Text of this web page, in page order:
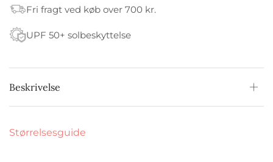
Fri fragt ved køb over 700 kr.
UPF 50+ solbeskyttelse
Beskrivelse
Størrelsesguide